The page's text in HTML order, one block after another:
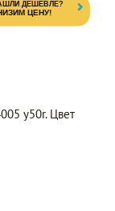
y50r. Цвет